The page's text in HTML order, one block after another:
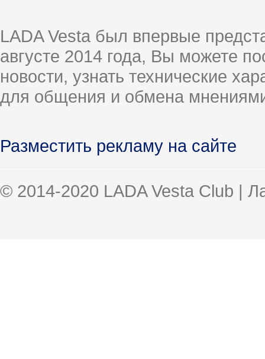
LADA Vesta был впервые
августе 2014 года, Вы можете
новости, узнать технические
для общения и обмена
Разместить рекламу на сайте
© 2014-2020 LADA Vesta Club |